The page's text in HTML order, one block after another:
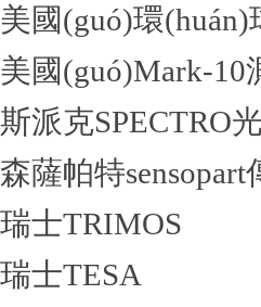
美國(guó)環(huán)
美國(guó)Mark-10
斯派克SPECTRO
森薩帕特sensopart
瑞士TRIMOS
瑞士TESA